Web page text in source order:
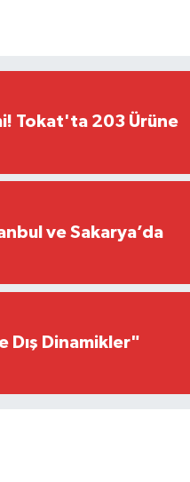
Tokat'ta 203 Ürüne
ve Sakarya’da
Dış Dinamikler"